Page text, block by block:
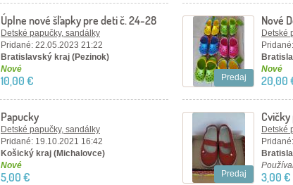
Úplne nové šľapky pre deti č. 24-28
Detské papučky, sandálky
Pridané: 22.05.2023 21:22
Bratislavský kraj (Pezinok)
Nové
10,00 € Predaj
Nové
Detské
Nové
20,00
Papucky
Detské papučky, sandálky
Pridané: 19.10.2021 16:42
Košický kraj (Michalovce)
Nové
5,00 € Predaj
Detské
3,00 €